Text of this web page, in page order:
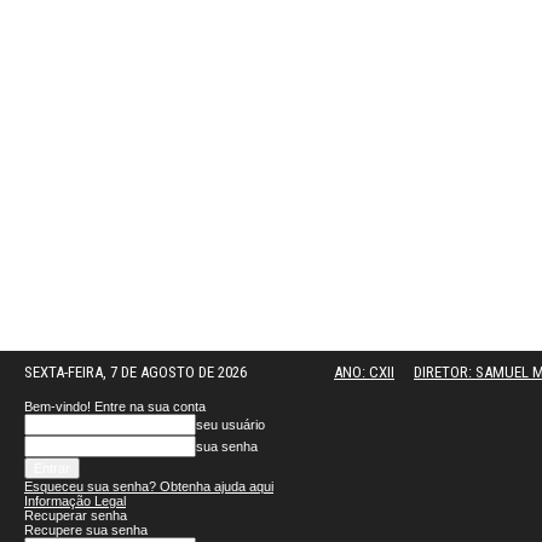
SEXTA-FEIRA, 7 DE AGOSTO DE 2026 ANO: CXII DIRETOR: SAMUEL
Bem-vindo! Entre na sua conta
seu usuário
sua senha
Esqueceu sua senha? Obtenha ajuda aqui
Informação Legal
Recuperar senha
Recupere sua senha